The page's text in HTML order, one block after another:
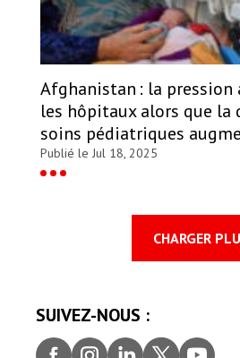
Afghanistan : la pression
les hôpitaux alors que la
soins pédiatriques
Publié le Jul 18, 2025
CHARGER
SUIVEZ-NOUS :
FacebInsta Linke Twittyoutu